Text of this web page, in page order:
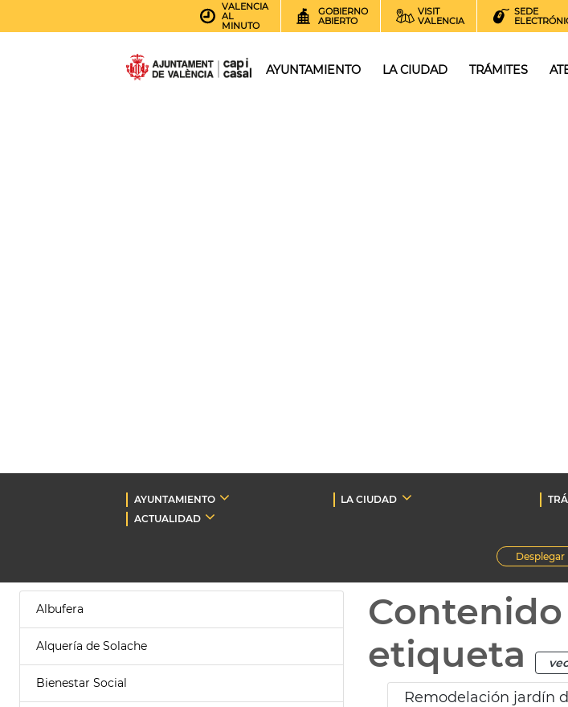
VALENCIA
AL
MINUTO
GOBIERNO
ABIERTO
VISIT
VALENCIA
SEDE
AYUNTAMIENTO LA CIUDAD TRÁMITES
AYUNTAMIENTO LA CIUDAD
ACTUALIDAD
Desplegar
Albufera
Alquería de Solache
Bienestar Social
etiqueta
Remodelación jardín